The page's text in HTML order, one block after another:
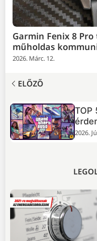
Garmin Fenix 8
műholdas
2026. Márc. 12.
ELŐZŐ
TOP
2026.